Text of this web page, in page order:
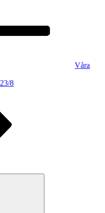
Våra
8